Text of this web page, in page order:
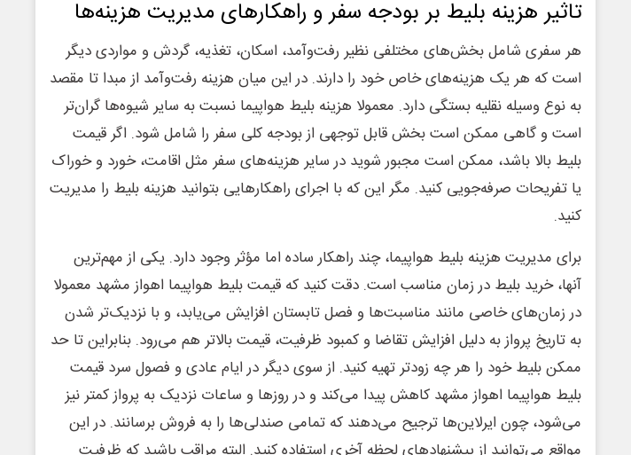
تاثیر هزینه بلیط بر بودجه سفر و راهکارهای مدیریت هزینه‌ها
هر سفری شامل بخش‌های مختلفی نظیر رفت‌وآمد، اسکان، تغذیه، گردش و مواردی دیگر
است که هر یک هزینه‌های خاص خود را دارند. در این میان هزینه رفت‌وآمد از مبدا تا مقصد
به نوع وسیله نقلیه بستگی دارد. معمولا هزینه بلیط هواپیما نسبت به سایر شیوه‌ها گران‌تر
است و گاهی ممکن است بخش قابل توجهی از بودجه کلی سفر را شامل شود. اگر قیمت
بلیط بالا باشد، ممکن است مجبور شوید در سایر هزینه‌های سفر مثل اقامت، خورد و خوراک
یا تفریحات صرفه‌جویی کنید. مگر این که با اجرای راهکارهایی بتوانید هزینه بلیط را مدیریت
کنید.
برای مدیریت هزینه‌ بلیط هواپیما، چند راهکار ساده اما مؤثر وجود دارد. یکی از مهم‌ترین
آنها، خرید بلیط در زمان مناسب است. دقت کنید که قیمت بلیط هواپیما اهواز مشهد معمولا
در زمان‌های خاصی مانند مناسبت‌ها و فصل تابستان افزایش می‌یابد، و با نزدیک‌تر شدن
به تاریخ پرواز به دلیل افزایش تقاضا و کمبود ظرفیت، قیمت بالاتر هم می‌رود. بنابراین تا حد
ممکن بلیط خود را هر چه زودتر تهیه کنید. از سوی دیگر در ایام عادی و فصول سرد قیمت
بلیط هواپیما اهواز مشهد کاهش پیدا می‌کند و در روزها و ساعات نزدیک به پرواز کمتر نیز
می‌شود، چون ایرلاین‌ها ترجیح می‌دهند که تمامی صندلی‌ها را به فروش برسانند. در این